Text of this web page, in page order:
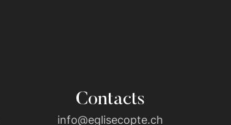
Contacts
info@eglisecopte.ch